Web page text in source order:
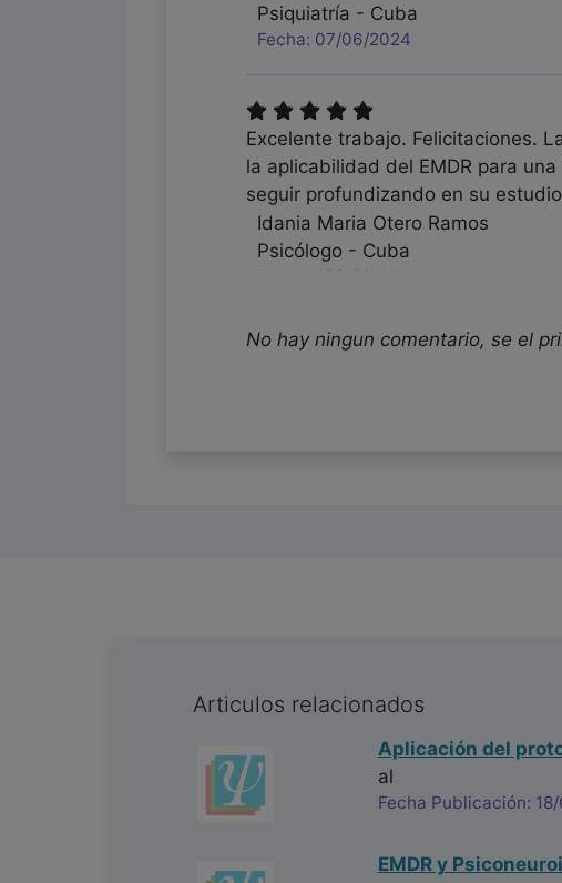
Psiquiatría - Cuba
Fecha: 07/06/2024
Excelente trabajo. Felicitaciones.
la aplicabilidad del EMDR para
seguir profundizando en su
Idania Maria Otero Ramos
Psicólogo - Cuba
Fecha: 27/05/2024
No hay ningun comentario, se el
Articulos relacionados
Aplicación del
al
Fecha Publicación:
EMDR y